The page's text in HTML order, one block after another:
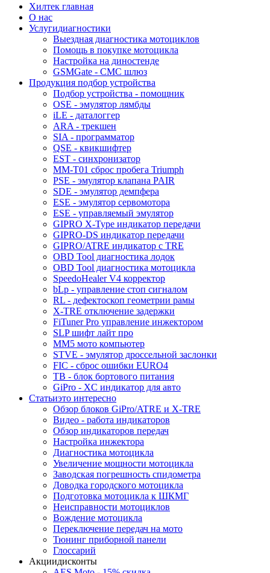
Хилтек главная
О нас
Услугидиагностики
Выездная диагностика мотоциклов
Помощь в покупке мотоцикла
Настройка на диностенде
GSMGate - СМС шлюз
Продукция подбор устройства
Подбор устройства - помощник
OSE - эмулятор лямбды
iLE - даталоггер
ARA - трекшен
SIA - программатор
QSE - квикшифтер
EST - синхронизатор
MM-T01 сброс пробега Triumph
PSE - эмулятор клапана PAIR
SDE - эмулятор демпфера
ESE - эмулятор сервомотора
ESE - управляемый эмулятор
GIPRO X-Type индикатор передачи
GIPRO-DS индикатор передачи
GIPRO/ATRE индикатор с TRE
OBD Tool диагностика лодок
OBD Tool диагностика мотоцикла
SpeedoHealer V4 корректор
bLp - управление стоп сигналом
RL - дефектоскоп геометрии рамы
X-TRE отключение задержки
FiTuner Pro управление инжектором
SLP шифт лайт про
MM5 мото компьютер
STVE - эмулятор дроссельной заслонки
FIC - сброс ошибки EURO4
TB - блок бортового питания
GiPro - XC индикатор для авто
Статьиэто интересно
Обзор блоков GiPro/ATRE и X-TRE
Видео - работа индикаторов
Обзор индикаторов передач
Настройка инжектора
Диагноcтика мотоцикла
Увеличение мощности мотоцикла
Заводская погрешность спидометра
Доводка городского мотоцикла
Подготовка мотоцикла к ШКМГ
Неисправности мотоциклов
Вождение мотоцикла
Переключение передач на мото
Тюнинг приборной панели
Глоссарий
Акциидисконты